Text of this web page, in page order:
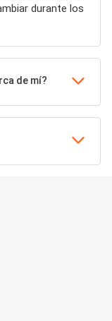
durante los
de mí?